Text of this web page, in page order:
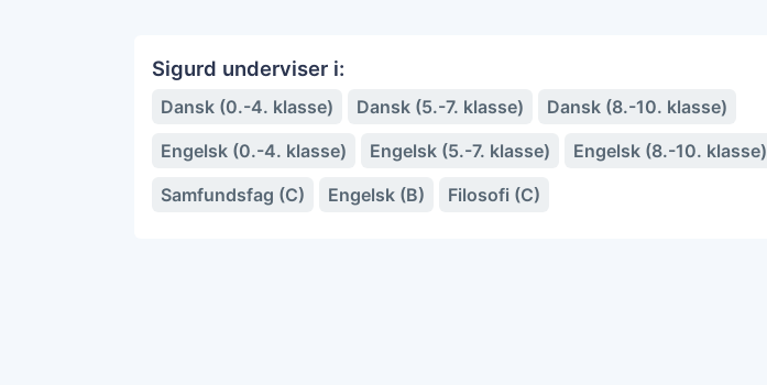
Sigurd underviser i:
Dansk (0.-4. klasse) Dansk (5.-7. klasse)
Dansk (8.-10. klasse)
Engelsk (0.-4. klasse)
Engelsk (5.-7. klasse)
Engelsk (8.-10. klasse)
Samfundsfag (C)
Engelsk (B) Filosofi (C)